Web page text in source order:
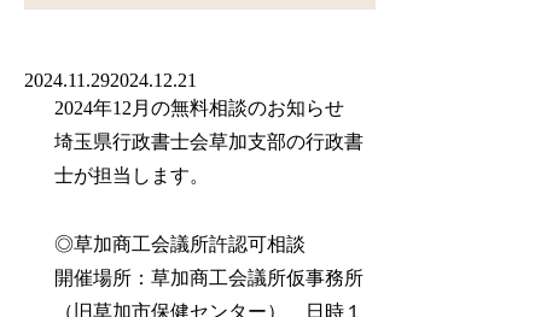
2024.11.292024.12.21
2024年12月の無料相談のお知らせ
埼玉県行政書士会草加支部の行政書
士が担当します。
◎草加商工会議所許認可相談
開催場所：草加商工会議所仮事務所
（旧草加市保健センター） 日時１